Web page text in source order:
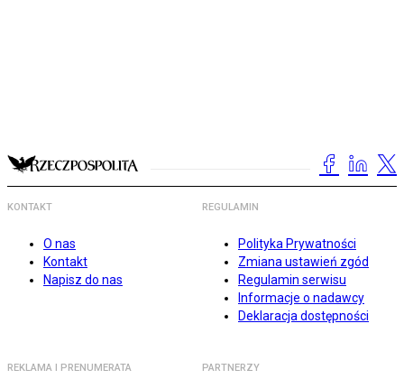
KONTAKT
O nas
Kontakt
Napisz do nas
REGULAMIN
Polityka Prywatności
Zmiana ustawień zgód
Regulamin serwisu
Informacje o nadawcy
Deklaracja dostępności
REKLAMA I PRENUMERATA PARTNERZY